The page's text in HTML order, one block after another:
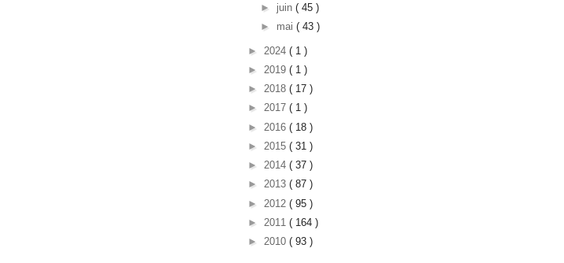
► juin ( 45 )
► mai ( 43 )
► 2024 ( 1 )
► 2019 ( 1 )
► 2018 ( 17 )
► 2017 ( 1 )
► 2016 ( 18 )
► 2015 ( 31 )
► 2014 ( 37 )
► 2013 ( 87 )
► 2012 ( 95 )
► 2011 ( 164 )
► 2010 ( 93 )